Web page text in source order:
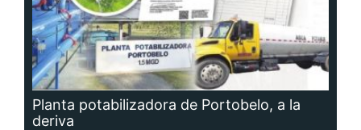
Planta potabilizadora de Portobelo, a la
deriva